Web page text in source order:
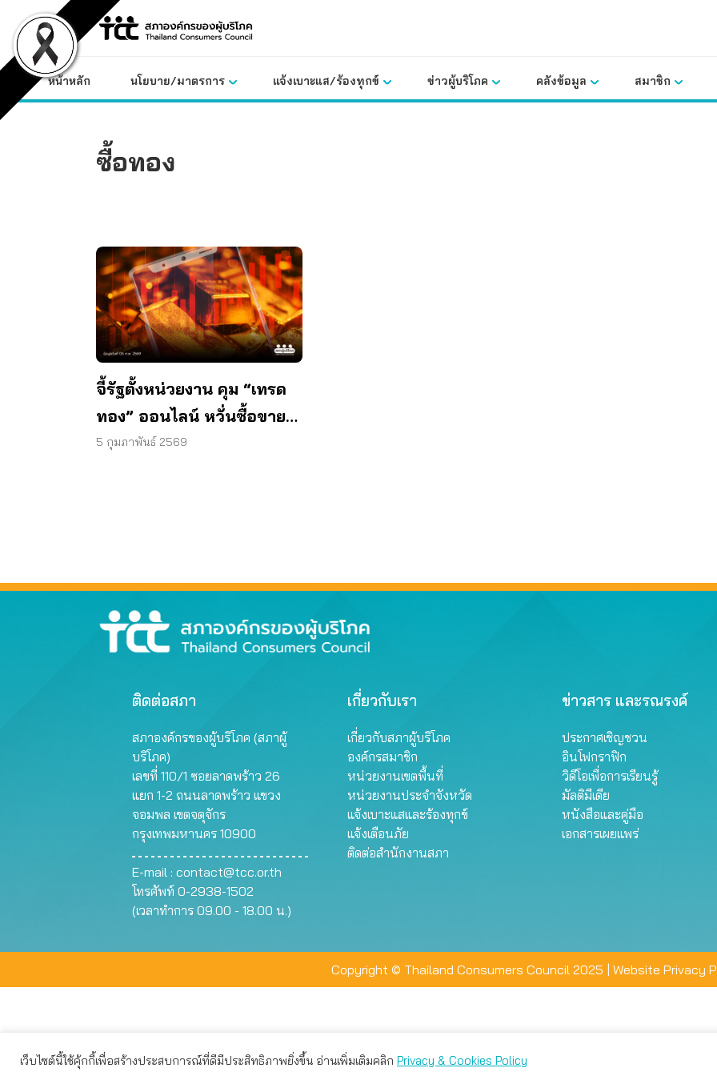
content
หน้าหลัก นโยบาย/มาตรการ แจ้งเบาะแส/ร้องทุกข์ ข่าวผู้บริโภค คลังข้อมูล สมาชิก
ซื้อทอง
จี้รัฐตั้งหน่วยงาน คุม “เทรด
ทอง” ออนไลน์ หวั่นซื้อขาย
ทิพย์
5 กุมภาพันธ์ 2569
ติดต่อสภา
สภาองค์กรของผู้บริโภค (สภาผู้
บริโภค)
เลขที่ 110/1 ซอยลาดพร้าว 26
แยก 1-2 ถนนลาดพร้าว แขวง
จอมพล เขตจตุจักร
กรุงเทพมหานคร 10900
E-mail : contact@tcc.or.th
โทรศัพท์ 0-2938-1502
(เวลาทำการ 09.00 - 18.00 น.)
เกี่ยวกับเรา
เกี่ยวกับสภาผู้บริโภค
องค์กรสมาชิก
หน่วยงานเขตพื้นที่
หน่วยงานประจำจังหวัด
แจ้งเบาะแสและร้องทุกข์
แจ้งเตือนภัย
ติดต่อสำนักงานสภา
ข่าวสาร และรณรงค์
ประกาศเชิญชวน
อินโฟกราฟิก
วิดีโอเพื่อการเรียนรู้
มัลติมีเดีย
หนังสือและคู่มือ
เอกสารเผยแพร่
Copyright © Thailand Consumers Council 2025 | Website Privacy
เว็บไซต์นี้ใช้คุ้กกี้เพื่อสร้างประสบการณ์ที่ดีมีประสิทธิภาพยิ่งขึ้น อ่านเพิ่มเติมคลิก Privacy & Cookies Policy
เว็บไซต์นี้ใช้คุกกี้เพื่อมอบประสบการณ์การใช้งานที่ดีให้แก่ท่าน คุณสามารถเลือกตั้งค่าความเป็นส่วนตัวได้